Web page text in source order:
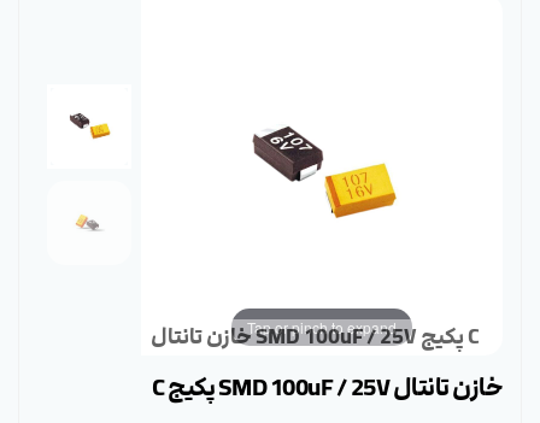
خازن تانتال SMD 100uF / 25V پکیج C Tap or pinch to expand
خازن تانتال SMD 100uF / 25V پکیج C